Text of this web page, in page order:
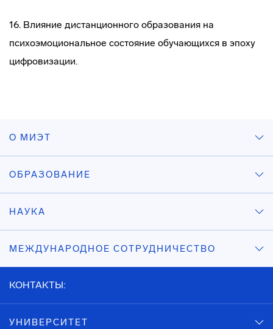
16. Влияние дистанционного образования на
психоэмоциональное состояние обучающихся в эпоху
цифровизации.
О МИЭТ
ОБРАЗОВАНИЕ
НАУКА
МЕЖДУНАРОДНОЕ СОТРУДНИЧЕСТВО
КОНТАКТЫ:
УНИВЕРСИТЕТ